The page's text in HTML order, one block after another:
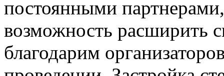
постоянными
возможность расширить
благодарим